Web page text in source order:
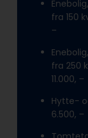
fra 150
–
fra 250
11.000, –
Hytte-
6.500, –